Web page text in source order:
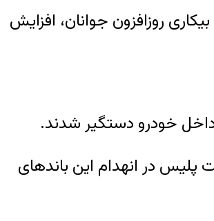
روزافزون جوانان، افزایش
پلیس در انهدام این باندهای